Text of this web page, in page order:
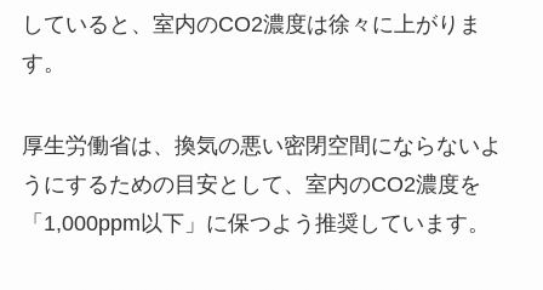
していると、室内のCO2濃度は徐々に上がりま
す。
厚生労働省は、換気の悪い密閉空間にならないよ
うにするための目安として、室内のCO2濃度を
「1,000ppm以下」に保つよう推奨しています。